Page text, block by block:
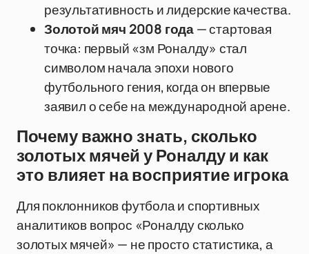
результативность и лидерские качества.
Золотой мяч 2008 года— стартовая
точка: первый «зм Роналду» стал
символом начала эпохи нового
футбольного гения, когда он впервые
заявил о себе на международной арене.
Почему важно знать, сколько
золотых мячей у Роналду и как
это влияет на восприятие игрока
Для поклонников футбола и спортивных
аналитиков вопрос «Роналду сколько
золотых мячей» — не просто статистика, а